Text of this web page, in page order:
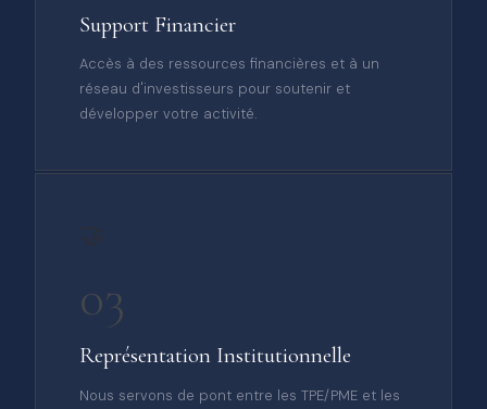
Support Financier
Accès à des ressources financières et à un
réseau d'investisseurs pour soutenir et
développer votre activité.
03
Représentation Institutionnelle
Nous servons de pont entre les TPE/PME et les